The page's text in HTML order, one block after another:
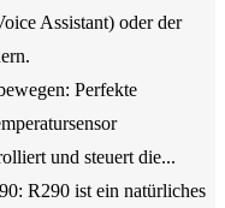
Assistant) oder der
Perfekte
und steuert die...
R290 ist ein natürliches